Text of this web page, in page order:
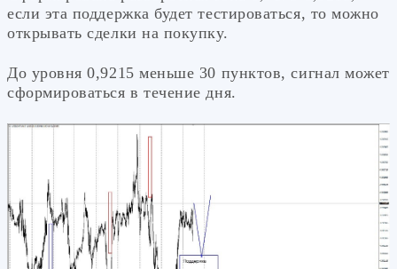
если эта поддержка будет тестироваться, то можно
открывать сделки на покупку.
До уровня 0,9215 меньше 30 пунктов, сигнал может
сформироваться в течение дня.